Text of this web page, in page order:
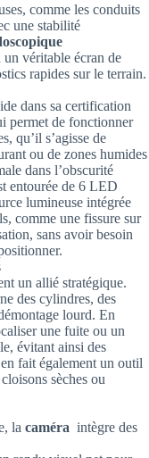
comme les conduits
une stabilité
véritable écran de
rapides sur le terrain.
dans sa certification
permet de fonctionner
qu’il s’agisse de
ou de zones humides
dans l’obscurité
entourée de 6 LED
lumineuse intégrée
comme une fissure sur
sans avoir besoin
un allié stratégique.
des cylindres, des
lourd. En
une fuite ou un
évitant ainsi des
fait également un outil
sèches ou
la caméra intègre des